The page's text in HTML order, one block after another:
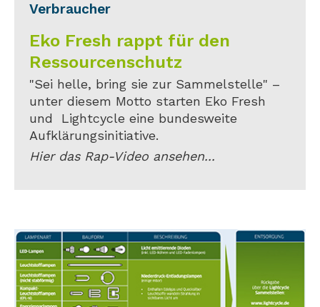
Verbraucher
Eko Fresh rappt für den
Ressourcenschutz
"Sei helle, bring sie zur Sammelstelle" –
unter diesem Motto starten Eko Fresh
und Lightcycle eine bundesweite
Aufklärungsinitiative.
Hier das Rap-Video ansehen...